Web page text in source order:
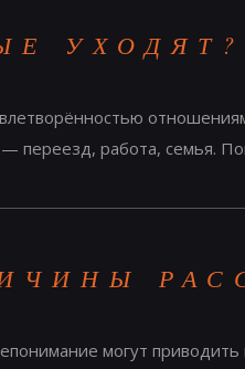
УХОДЯТ?
переезд, работа, семья.
могут